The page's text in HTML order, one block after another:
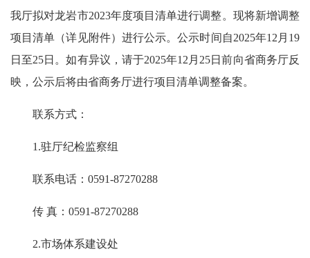
我厅拟对龙岩市2023年度项目清单进行调整。现将新增调整
项目清单（详见附件）进行公示。公示时间自2025年12月19
日至25日。如有异议，请于2025年12月25日前向省商务厅反
映，公示后将由省商务厅进行项目清单调整备案。
联系方式：
1.驻厅纪检监察组
联系电话：0591-87270288
传 真：0591-87270288
2.市场体系建设处